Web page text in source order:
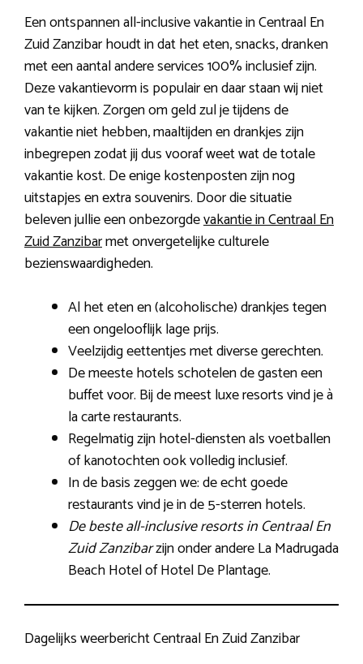
Een ontspannen all-inclusive vakantie in Centraal En
Zuid Zanzibar houdt in dat het eten, snacks, dranken
met een aantal andere services 100% inclusief zijn.
Deze vakantievorm is populair en daar staan wij niet
van te kijken. Zorgen om geld zul je tijdens de
vakantie niet hebben, maaltijden en drankjes zijn
inbegrepen zodat jij dus vooraf weet wat de totale
vakantie kost. De enige kostenposten zijn nog
uitstapjes en extra souvenirs. Door die situatie
beleven jullie een onbezorgdevakantie in Centraal En
Zuid Zanzibarmet onvergetelijke culturele
bezienswaardigheden.
Al het eten en (alcoholische) drankjes tegen
een ongelooflijk lage prijs.
Veelzijdig eettentjes met diverse gerechten.
De meeste hotels schotelen de gasten een
buffet voor. Bij de meest luxe resorts vind je à
la carte restaurants.
Regelmatig zijn hotel-diensten als voetballen
of kanotochten ook volledig inclusief.
In de basis zeggen we: de echt goede
restaurants vind je in de 5-sterren hotels.
De beste all-inclusive resorts in Centraal En
Zuid Zanzibarzijn onder andere La Madrugada
Beach Hotel of Hotel De Plantage.
Dagelijks weerbericht Centraal En Zuid Zanzibar